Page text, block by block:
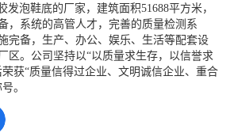
发泡鞋底的厂家，建筑面积51688平方米，
，系统的高管人才，完善的质量检测系
完备，生产、办公、娱乐、生活等配套设
区。公司坚持以“以质量求生存，以信誉求
获“质量信得过企业、文明诚信企业、重合
。